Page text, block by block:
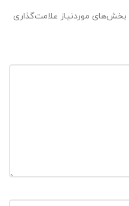
بخش‌های موردنیاز علامت‌گذاری